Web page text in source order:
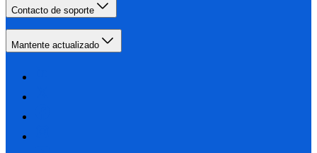
Contacto de soporte
Mantente actualizado